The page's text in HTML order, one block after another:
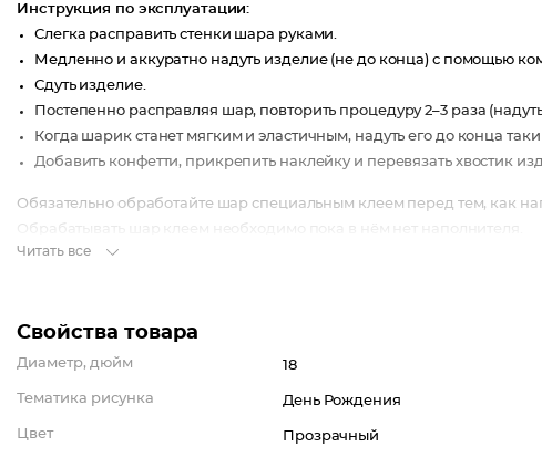
Инструкция по эксплуатации:
Слегка расправить стенки шара руками.
Медленно и аккуратно надуть изделие (не до конца) с помощью
Сдуть изделие.
Постепенно расправляя шар, повторить процедуру 2–3 раза (надуть
Когда шарик станет мягким и эластичным, надуть его до конца
Добавить конфетти, прикрепить наклейку и перевязать хвостик
Обязательно обработайте шар специальным клеем перед тем, как
Обрабатывать шар клеем необходимо пока в нём нет наполнителя.
Не надувайте шар гелием без предварительной подготовки!
Читать все
Свойства товара
Диаметр, дюйм 18
Тематика рисунка День Рождения
Цвет Прозрачный